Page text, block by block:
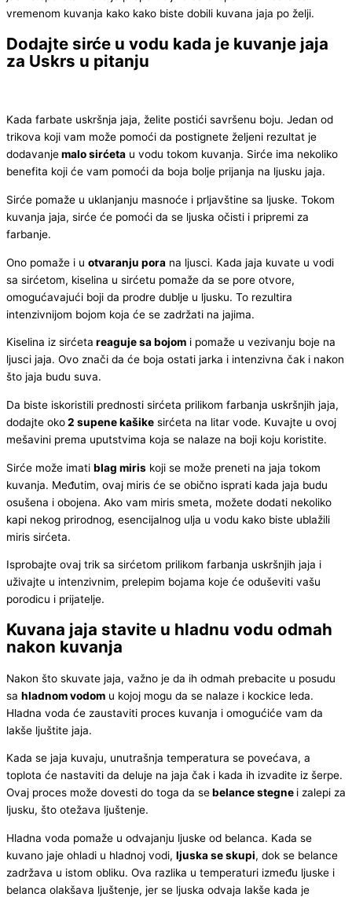
vremenom kuvanja kako kako biste dobili kuvana jaja po želji.
Dodajte sirće u vodu kada je kuvanje jaja
za Uskrs u pitanju
Kada farbate uskršnja jaja, želite postići savršenu boju. Jedan od
trikova koji vam može pomoći da postignete željeni rezultat je
dodavanjemalo sirćeta u vodu tokom kuvanja. Sirće ima nekoliko
benefita koji će vam pomoći da boja bolje prijanja na ljusku jaja.
Sirće pomaže u uklanjanju masnoće i prljavštine sa ljuske. Tokom
kuvanja jaja, sirće će pomoći da se ljuska očisti i pripremi za
farbanje.
Ono pomaže i u otvaranju pora na ljusci. Kada jaja kuvate u vodi
sa sirćetom, kiselina u sirćetu pomaže da se pore otvore,
omogućavajući boji da prodre dublje u ljusku. To rezultira
intenzivnijom bojom koja će se zadržati na jajima.
Kiselina iz sirćeta reaguje sa bojom i pomaže u vezivanju boje na
ljusci jaja. Ovo znači da će boja ostati jarka i intenzivna čak i nakon
što jaja budu suva.
Da biste iskoristili prednosti sirćeta prilikom farbanja uskršnjih jaja,
dodajte oko2 supene kašike sirćeta na litar vode. Kuvajte u ovoj
mešavini prema uputstvima koja se nalaze na boji koju koristite.
Sirće može imati blag miris koji se može preneti na jaja tokom
kuvanja. Međutim, ovaj miris će se obično isprati kada jaja budu
osušena i obojena. Ako vam miris smeta, možete dodati nekoliko
kapi nekog prirodnog, esencijalnog ulja u vodu kako biste ublažili
miris sirćeta.
Isprobajte ovaj trik sa sirćetom prilikom farbanja uskršnjih jaja i
uživajte u intenzivnim, prelepim bojama koje će oduševiti vašu
porodicu i prijatelje.
Kuvana jaja stavite u hladnu vodu odmah
nakon kuvanja
Nakon što skuvate jaja, važno je da ih odmah prebacite u posudu
sa hladnom vodom u kojoj mogu da se nalaze i kockice leda.
Hladna voda će zaustaviti proces kuvanja i omogućiće vam da
lakše ljuštite jaja.
Kada se jaja kuvaju, unutrašnja temperatura se povećava, a
toplota će nastaviti da deluje na jaja čak i kada ih izvadite iz šerpe.
Ovaj proces može dovesti do toga da sebelance stegne i zalepi za
ljusku, što otežava ljuštenje.
Hladna voda pomaže u odvajanju ljuske od belanca. Kada se
kuvano jaje ohladi u hladnoj vodi, ljuska se skupi, dok se belance
zadržava u istom obliku. Ova razlika u temperaturi između ljuske i
belanca olakšava ljuštenje, jer se ljuska odvaja lakše kada je